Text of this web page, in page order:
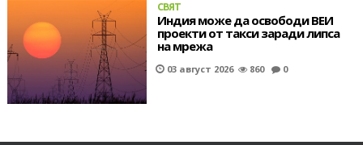
СВЯТ
Индия може да освободи ВЕИ
проекти от такси заради липса
на мрежа
03 август 2026 860 0